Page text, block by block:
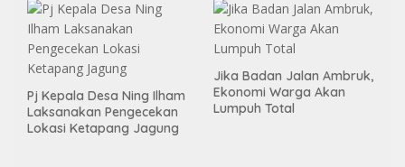
Pj Kepala Desa Ning Ilham
Laksanakan Pengecekan
Lokasi Ketapang Jagung
Jika Badan Jalan Ambruk,
Ekonomi Warga Akan
Lumpuh Total